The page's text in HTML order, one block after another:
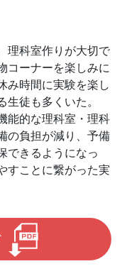
理科室作りが大切で
コーナーを楽しみに
み時間に実験を楽し
徒も多くいた。
能的な理科室・理科
の負担が減り、予備
できるようになっ
すことに繋がった実